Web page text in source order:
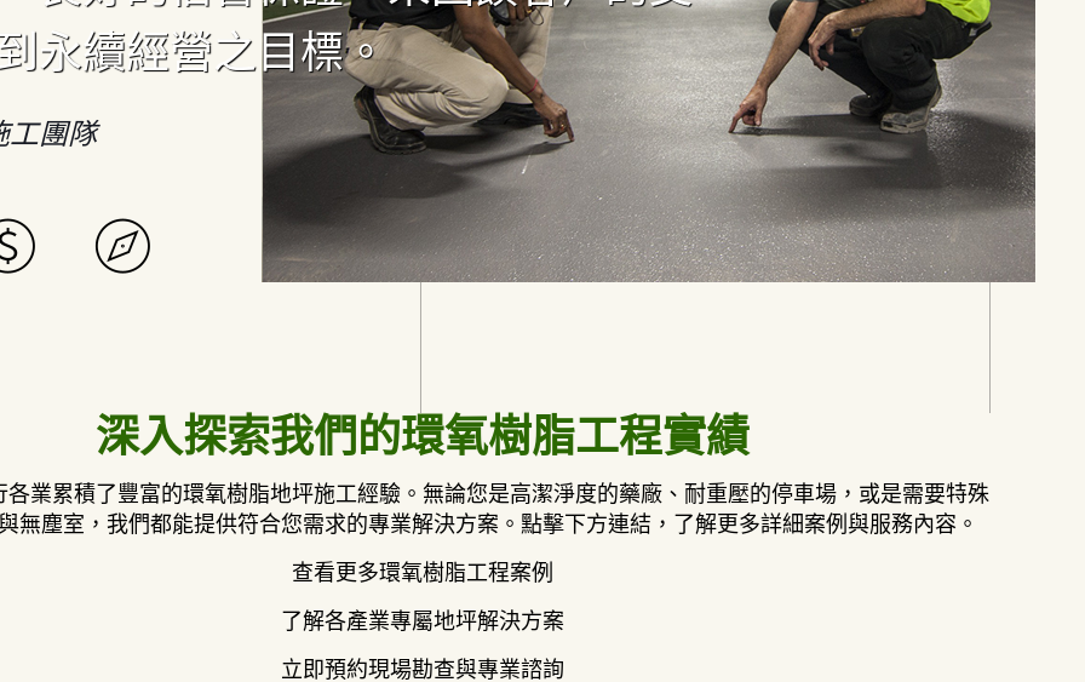
永續經營之目標。
工團隊
深入探索我們的環氧樹脂工程實績
各業累積了豐富的環氧樹脂地坪施工經驗。無論您是高潔淨度的藥廠、耐重壓的停車場，或是需要特殊
無塵室，我們都能提供符合您需求的專業解決方案。點擊下方連結，了解更多詳細案例與服務內容。
查看更多環氧樹脂工程案例
了解各產業專屬地坪解決方案
立即預約現場勘查與專業諮詢